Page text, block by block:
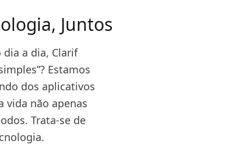
Juntos
a dia, Clarif
Estamos
dos aplicativos
vida não apenas
Trata-se de